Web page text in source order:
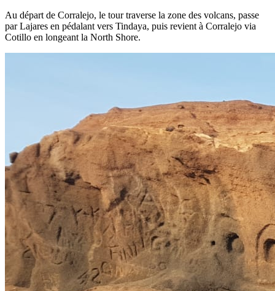
Au départ de Corralejo, le tour traverse la zone des volcans, passe
par Lajares en pédalant vers Tindaya, puis revient à Corralejo via
Cotillo en longeant la North Shore.